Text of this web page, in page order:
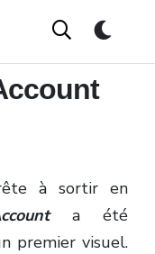
à sortir en
a été
premier visuel.